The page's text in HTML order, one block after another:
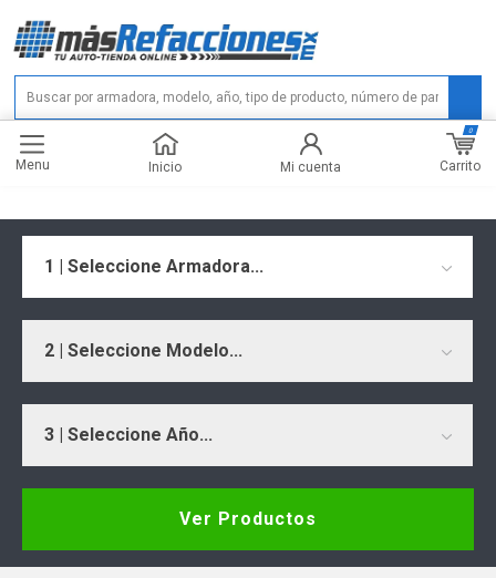
Menu Inicio Mi cuenta Carrito
0
1 | Seleccione Armadora...
2 | Seleccione Modelo...
3 | Seleccione Año...
Ver Productos